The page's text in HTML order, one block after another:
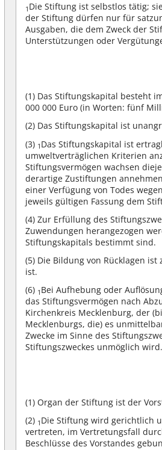
1 Die Stiftung ist selbstlos tätig;
der Stiftung dürfen nur für
Ausgaben, die dem Zweck der
Unterstützungen oder
(1) Das Stiftungskapital besteht
000 000 Euro (in Worten: fünf
(2) Das Stiftungskapital ist
(3) 1 Das Stiftungskapital ist
umweltverträglichen Kriterien
Stiftungsvermögen wachsen
derartige Zustiftungen
einer Verfügung von Todes
jeweils gültigen Fassung dem
(4) Zur Erfüllung des
Zuwendungen herangezogen
Stiftungskapitals bestimmt sind.
(5) Die Bildung von Rücklagen
ist.
(6) 1 Bei Aufhebung oder
das Stiftungsvermögen nach
Kirchenkreis Mecklenburg, der
Mecklenburgs, die) es
Zwecke im Sinne des
Stiftungszweckes unmöglich wird.
(1) Organ der Stiftung ist der
(2) 1 Die Stiftung wird gerichtlich
vertreten, im Vertretungsfall
Beschlüsse des Vorstandes